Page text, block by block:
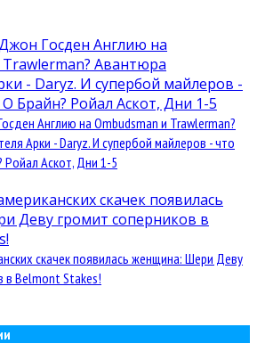
Англию на Ombudsman и Trawlerman?
Арки - Daryz. И супербой майлеров - что
Ройал Аскот, Дни 1-5
скачек появилась женщина: Шери Деву
в Belmont Stakes!